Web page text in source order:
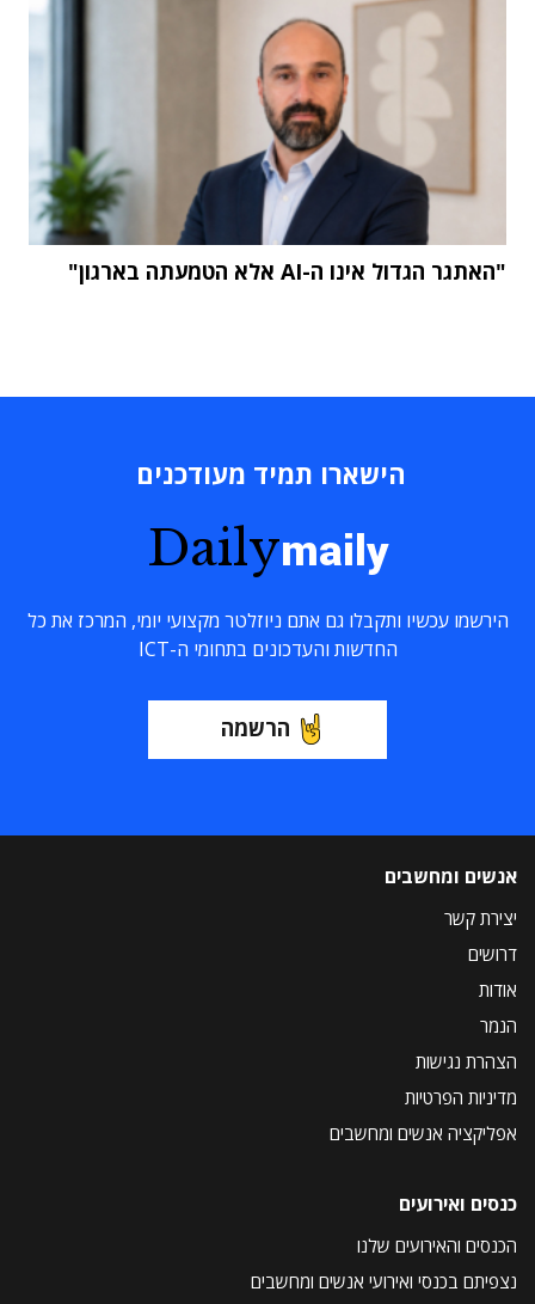
"האתגר הגדול אינו ה-AI אלא הטמעתה בארגון"
הישארו תמיד מעודכנים
Dailymaily
הירשמו עכשיו ותקבלו גם אתם ניוזלטר מקצועי יומי, המרכז את כל
החדשות והעדכונים בתחומי ה-ICT
הרשמה
אנשים ומחשבים
יצירת קשר
דרושים
אודות
הנמר
הצהרת נגישות
מדיניות הפרטיות
אפליקציה אנשים ומחשבים
כנסים ואירועים
הכנסים והאירועים שלנו
נצפיתם בכנסי ואירועי אנשים ומחשבים